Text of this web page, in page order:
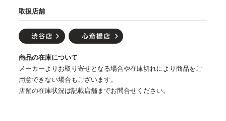
取扱店舗
商品の在庫について
メーカーよりお取り寄せとなる場合や在庫切れにより商品をご
用意できない場合もございます。
店舗の在庫状況は記載店舗までお問合せください。